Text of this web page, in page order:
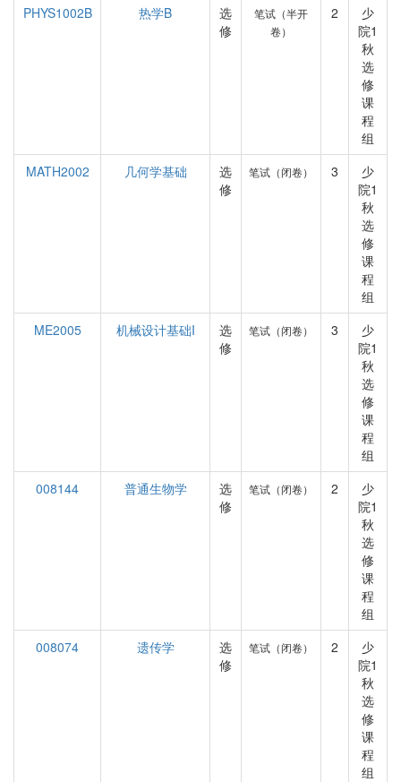
PHYS1002B
热学B
选
修
笔试（半开
卷）
2
少
院1
秋
选
修
课
程
组
MATH2002
几何学基础
选
修
笔试（闭卷） 3
少
院1
秋
选
修
课
程
组
ME2005
机械设计基础I
选
修
笔试（闭卷） 3
少
院1
秋
选
修
课
程
组
008144
普通生物学
选
修
笔试（闭卷） 2
少
院1
秋
选
修
课
程
组
008074
遗传学
选
修
笔试（闭卷） 2
少
院1
秋
选
修
课
程
组